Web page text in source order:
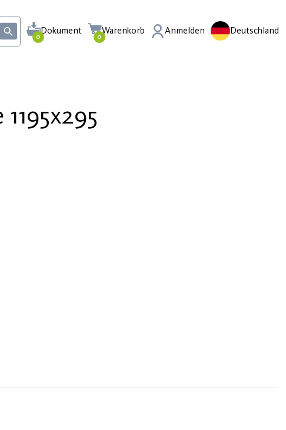
0
Dokument
0
Warenkorb Anmelden Deutschland